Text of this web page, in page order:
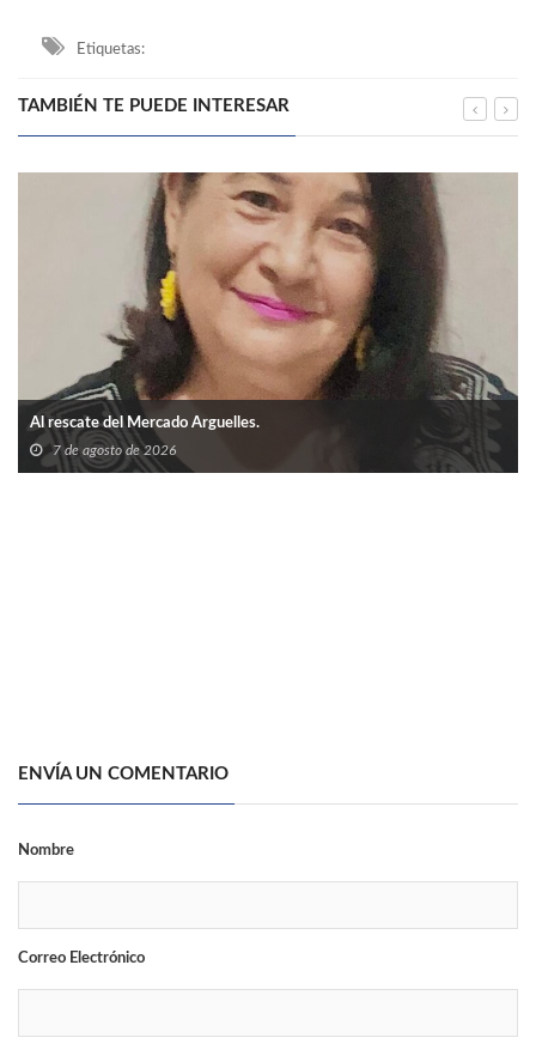
Etiquetas:
TAMBIÉN TE PUEDE INTERESAR
Al rescate del Mercado Arguelles.
7 de agosto de 2026
ENVÍA UN COMENTARIO
Nombre
Correo Electrónico